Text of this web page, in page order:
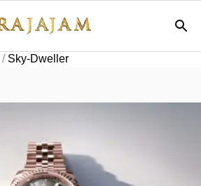
/ Sky-Dweller